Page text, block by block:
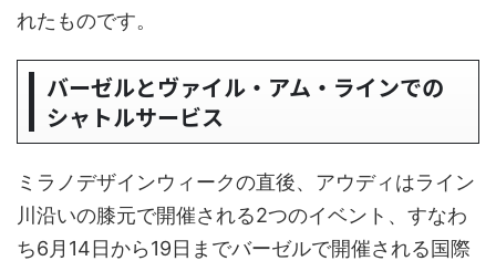
れたものです。
バーゼルとヴァイル・アム・ラインでの
シャトルサービス
ミラノデザインウィークの直後、アウディはライン
川沿いの膝元で開催される2つのイベント、すなわ
ち6月14日から19日までバーゼルで開催される国際